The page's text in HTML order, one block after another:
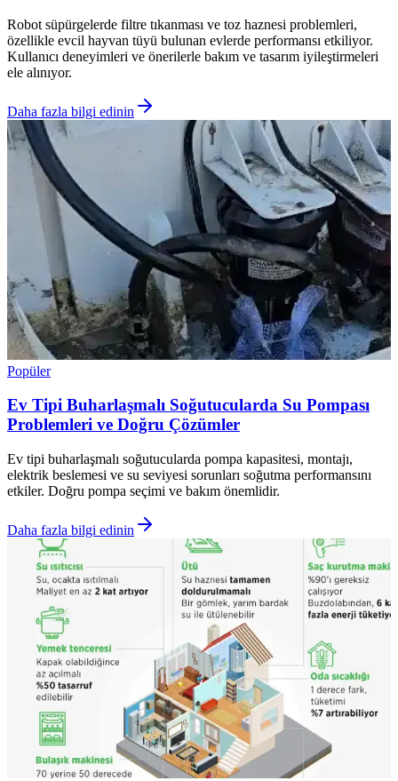
Robot süpürgelerde filtre tıkanması ve toz haznesi problemleri,
özellikle evcil hayvan tüyü bulunan evlerde performansı etkiliyor.
Kullanıcı deneyimleri ve önerilerle bakım ve tasarım iyileştirmeleri
ele alınıyor.
Daha fazla bilgi edinin
Popüler
Ev Tipi Buharlaşmalı Soğutucularda Su Pompası
Problemleri ve Doğru Çözümler
Ev tipi buharlaşmalı soğutucularda pompa kapasitesi, montajı,
elektrik beslemesi ve su seviyesi sorunları soğutma performansını
etkiler. Doğru pompa seçimi ve bakım önemlidir.
Daha fazla bilgi edinin